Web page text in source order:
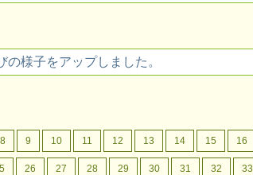
様子をアップしました。
8 9 10 11 12 13 14 15 16
26 27 28 29 30 31 32 33